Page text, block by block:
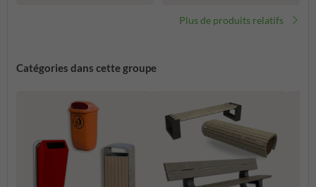
Plus de produits relatifs
Catégories dans cette groupe